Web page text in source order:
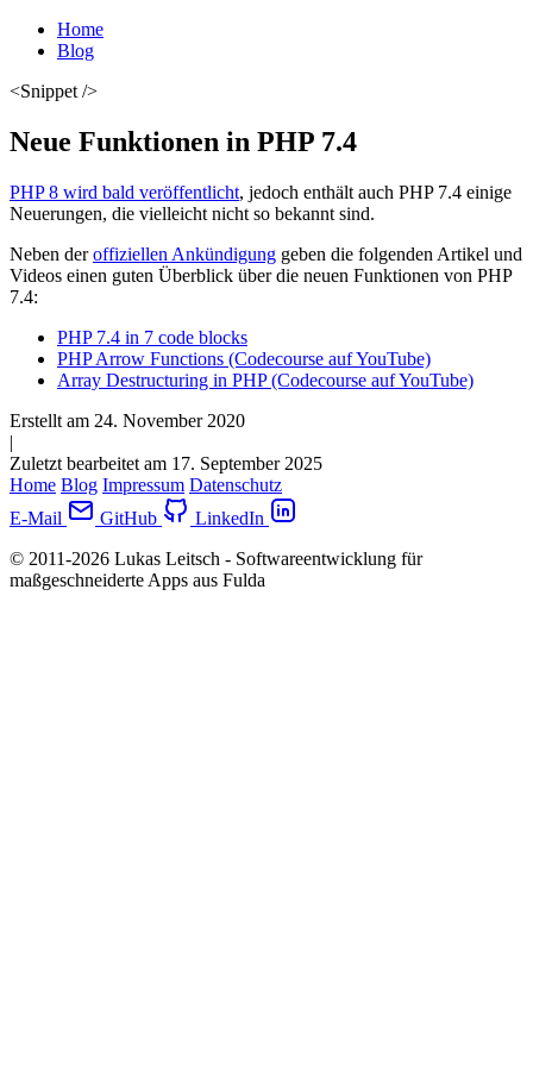
Home
Blog
<Snippet />
Neue Funktionen in PHP 7.4
PHP 8 wird bald veröffentlicht, jedoch enthält auch PHP 7.4 einige
Neuerungen, die vielleicht nicht so bekannt sind.
Neben deroffiziellen Ankündigung geben die folgenden Artikel und
Videos einen guten Überblick über die neuen Funktionen von PHP
7.4:
PHP 7.4 in 7 code blocks
PHP Arrow Functions (Codecourse auf YouTube)
Array Destructuring in PHP (Codecourse auf YouTube)
Erstellt am 24. November 2020
|
Zuletzt bearbeitet am 17. September 2025
Home Blog Impressum Datenschutz
E-Mail
GitHub
LinkedIn
© 2011-2026 Lukas Leitsch - Softwareentwicklung für
maßgeschneiderte Apps aus Fulda